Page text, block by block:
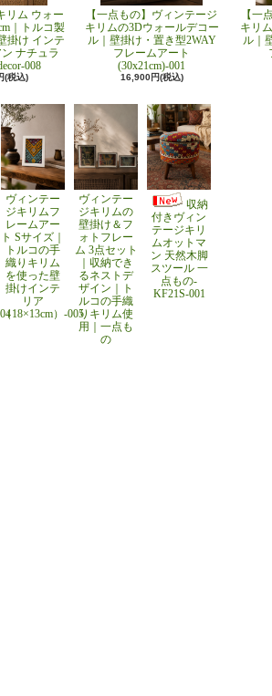
リム ウォー
｜トルコ製
掛け インテ
ナチュラ
008
(税込)
【一点もの】ヴィンテージ
キリムの3Dウォールデコー
ル｜壁掛け・置き型2WAY
フレームアート
(30x21cm)-001
16,900円(税込)
【一
キリ
ル｜
ヴィンテー
ジキリムフ
レームアー
ト Sサイズ｜
トルコの手
織りキリム
を使った壁
掛けインテ
リア
（18×13cm）-005
ヴィンテー
ジキリムの
壁掛け＆フ
ォトフレー
ム 3点セット
｜収納でき
るネストデ
ザイン｜ト
ルコの手織
りキリム使
用｜一点も
の
収納
付きヴィン
テージキリ
ムオットマ
ン 天然木脚
スツール 一
点もの-
KF21S-001